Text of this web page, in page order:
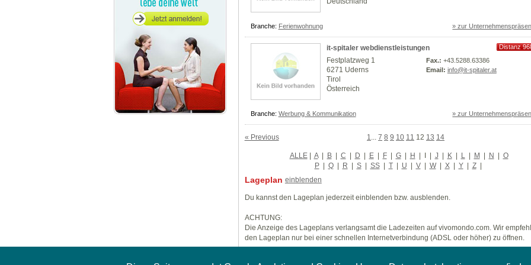
Branche: Ferienwohnung » zur
it-spitaler webdienstleistungen
Distanz
Festplatzweg 1
6271 Uderns
Tirol
Österreich
Fax.: +43.5288.63386
Email: info@it-spitaler.at
Branche: Werbung & Kommunikation » zur
« Previous 1 7 8 9 10 11 12 13 14
ALLE| A | B | C | D | E | F | G | H | I| J | K | L | M | N | O
P | Q | R | S | SS | T | U | V | W | X | Y | Z |
Lageplan einblenden
Du kannst den Lageplan jederzeit einblenden bzw. ausblenden.
ACHTUNG:
Die Anzeige des Lageplans verlangsamt die Ladezeiten auf vivomondo.com. Wir
den Lageplan nur bei einer schnellen Internetverbindung (ADSL oder höher) zu öffnen.